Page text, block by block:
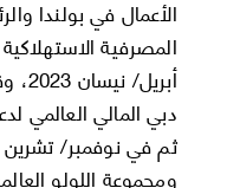
الأعمال في بولندا
المصرفية
دبي المالي العالمي
ومجموعة اللولو